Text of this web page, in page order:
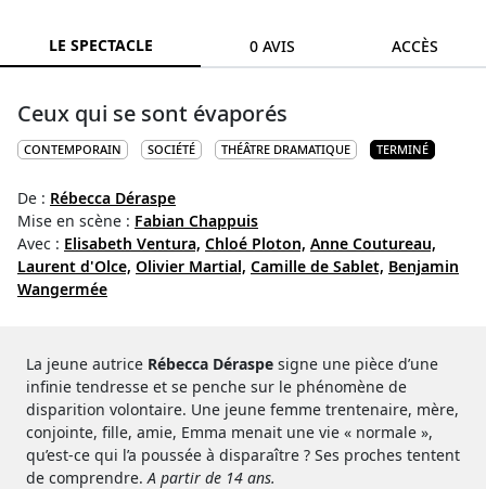
LE SPECTACLE 0 AVIS ACCÈS
Ceux qui se sont évaporés
CONTEMPORAIN SOCIÉTÉ THÉÂTRE DRAMATIQUE TERMINÉ
De : Rébecca Déraspe
Mise en scène : Fabian Chappuis
Avec : Elisabeth Ventura, Chloé Ploton, Anne Coutureau,
Laurent d'Olce, Olivier Martial, Camille de Sablet, Benjamin
Wangermée
La jeune autrice Rébecca Déraspe signe une pièce d’une
infinie tendresse et se penche sur le phénomène de
disparition volontaire. Une jeune femme trentenaire, mère,
conjointe, fille, amie, Emma menait une vie « normale »,
qu’est-ce qui l’a poussée à disparaître ? Ses proches tentent
de comprendre. A partir de 14 ans.